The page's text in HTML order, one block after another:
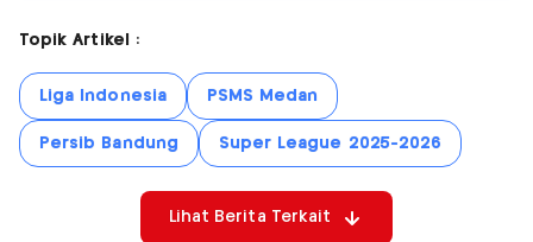
Topik Artikel :
Liga Indonesia PSMS Medan
Persib Bandung Super League 2025-2026
Lihat Berita Terkait